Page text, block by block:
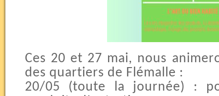
Ces 20 et 27 mai, nous
des quartiers de Flémalle :
20/05 (toute la journée) :